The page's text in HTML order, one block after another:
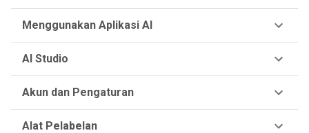
Menggunakan Aplikasi AI
AI Studio
Akun dan Pengaturan
Alat Pelabelan